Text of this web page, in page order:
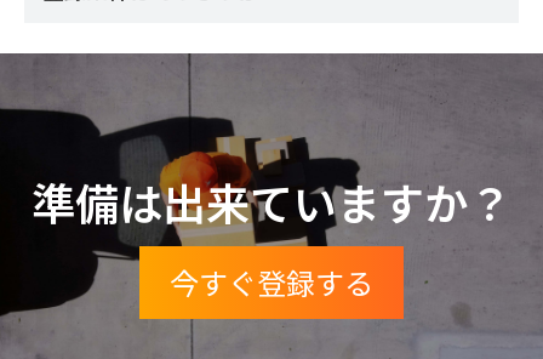
準備は出来ていますか？
今すぐ登録する